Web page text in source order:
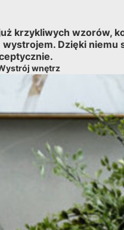
krzykliwych wzorów,
Dzięki
wnętrz